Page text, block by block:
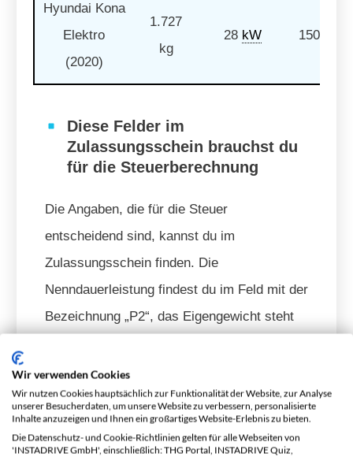
Hyundai Kona
Elektro
(2020)
1.727
kg
28 kW 150
Diese Felder im
Zulassungsschein brauchst du
für die Steuerberechnung
Die Angaben, die für die Steuer
entscheidend sind, kannst du im
Zulassungsschein finden. Die
Nenndauerleistung findest du im Feld mit der
Bezeichnung „P2“, das Eigengewicht steht
allem älteren Modellen – kann es sein, dass
die Nennleistung in anderen Feldern oder
den Anmerkungen zu finden ist, zum
Beispiel unter „A26“ oder „A19“. Ist das der
Wir verwenden Cookies
Wir nutzen Cookies hauptsächlich zur Funktionalität der Website, zur Analyse
unserer Besucherdaten, um unsere Website zu verbessern, personalisierte
Inhalte anzuzeigen und Ihnen ein großartiges Website-Erlebnis zu bieten.
Die Datenschutz- und Cookie-Richtlinien gelten für alle Webseiten von
'INSTADRIVE GmbH', einschließlich: THG Portal, INSTADRIVE Quiz,